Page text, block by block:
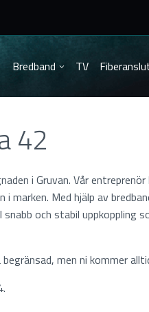
Bredband TV
42
i Gruvan. Vår
marken. Med hjälp av
och stabil uppkoppling
men ni kommer